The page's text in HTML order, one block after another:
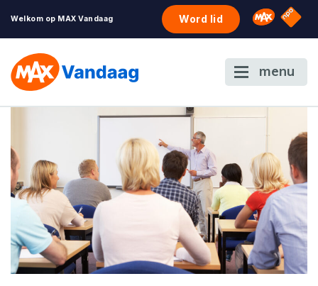
Welkom op MAX Vandaag Word lid Omroep
NPO
menu